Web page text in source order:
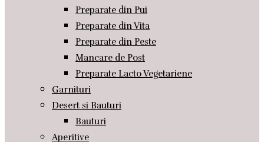
Preparate din Pui
Preparate din Vita
Preparate din Peste
Mancare de Post
Preparate Lacto Vegetariene
Garnituri
Desert si Bauturi
Bauturi
Aperitive